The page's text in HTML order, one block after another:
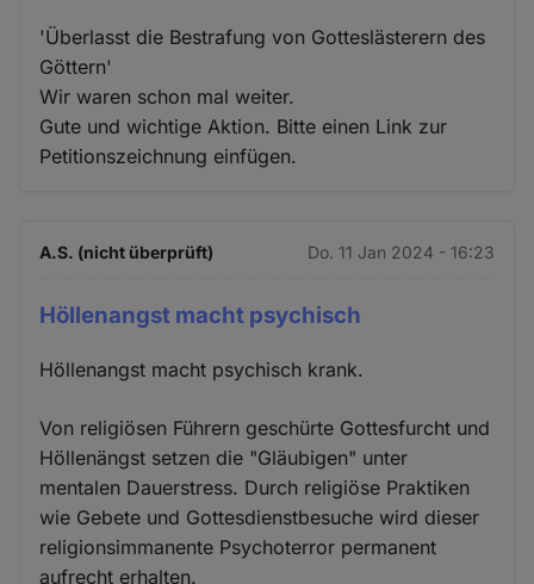
'Überlasst die Bestrafung von Gotteslästerern des
Göttern'
Wir waren schon mal weiter.
Gute und wichtige Aktion. Bitte einen Link zur
Petitionszeichnung einfügen.
A.S. (nicht überprüft) Do. 11 Jan 2024 - 16:23
Höllenangst macht psychisch
Höllenangst macht psychisch krank.
Von religiösen Führern geschürte Gottesfurcht und
Höllenängst setzen die "Gläubigen" unter
mentalen Dauerstress. Durch religiöse Praktiken
wie Gebete und Gottesdienstbesuche wird dieser
religionsimmanente Psychoterror permanent
aufrecht erhalten.